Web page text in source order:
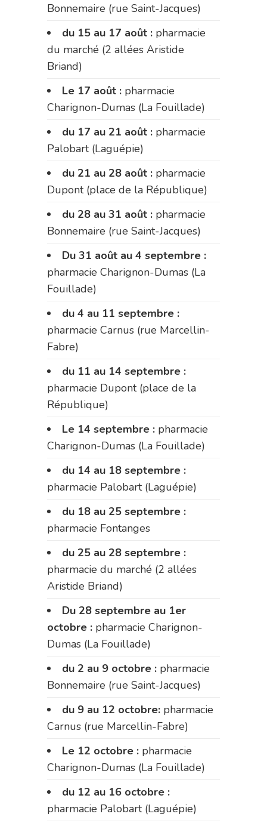
Bonnemaire (rue Saint-Jacques)
du 15 au 17 août : pharmacie
du marché (2 allées Aristide
Briand)
Le 17 août : pharmacie
Charignon-Dumas (La Fouillade)
du 17 au 21 août : pharmacie
Palobart (Laguépie)
du 21 au 28 août : pharmacie
Dupont (place de la République)
du 28 au 31 août : pharmacie
Bonnemaire (rue Saint-Jacques)
Du 31 août au 4 septembre :
pharmacie Charignon-Dumas (La
Fouillade)
du 4 au 11 septembre :
pharmacie Carnus (rue Marcellin-
Fabre)
du 11 au 14 septembre :
pharmacie Dupont (place de la
République)
Le 14 septembre : pharmacie
Charignon-Dumas (La Fouillade)
du 14 au 18 septembre :
pharmacie Palobart (Laguépie)
du 18 au 25 septembre :
pharmacie Fontanges
du 25 au 28 septembre :
pharmacie du marché (2 allées
Aristide Briand)
Du 28 septembre au 1er
octobre : pharmacie Charignon-
Dumas (La Fouillade)
du 2 au 9 octobre : pharmacie
Bonnemaire (rue Saint-Jacques)
du 9 au 12 octobre: pharmacie
Carnus (rue Marcellin-Fabre)
Le 12 octobre : pharmacie
Charignon-Dumas (La Fouillade)
du 12 au 16 octobre :
pharmacie Palobart (Laguépie)